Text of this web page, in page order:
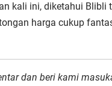
kali ini, diketahui
harga cukup
dan beri kami